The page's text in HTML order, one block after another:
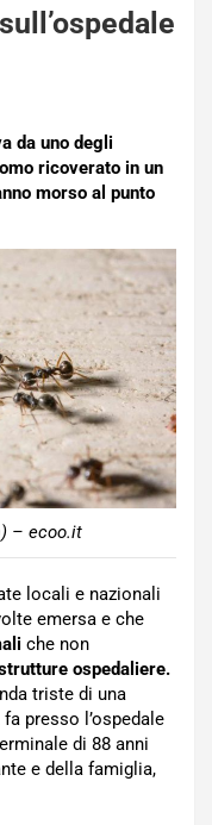
da uno degli
ricoverato in un
morso al punto
– ecoo.it
locali e nazionali
emersa e che
che non
ospedaliere.
triste di una
presso l’ospedale
di 88 anni
e della famiglia,